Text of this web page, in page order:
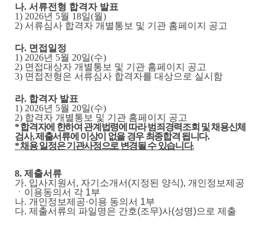
나. 서류전형 합격자 발표
1) 2026년 5월 18일(월)
2) 서류심사 합격자 개별통보 및 기관 홈페이지 공고
다. 면접일정
1) 2026년 5월 20일(수)
2) 면접대상자 개별통보 및 기관 홈페이지 공고
3) 면접전형은 서류심사 합격자를 대상으로 실시함
라. 합격자 발표
1) 2026년 5월 20일(수)
2) 합격자 개별통보 및 기관 홈페이지 공고
*합격자에 한하여 관계법령에 따라 범죄경력조회 및 채용신체
검사,제출서류에 이상이 없을 경우 최종합격 됩니다.
*채용 일정은 기관사정으로 변경될 수 있습니다.
8. 제출서류
가. 입사지원서 , 자기소개서 (지정된 양식), 개인정보제공
ㆍ 이용동의서 각 1부
나. 개인정보제공·이용 동의서 1부
다. 제출서류의 파일명은 간호(조무)사(성명)으로 제출